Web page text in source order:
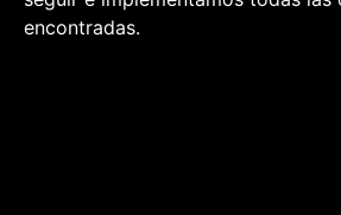
encontradas.